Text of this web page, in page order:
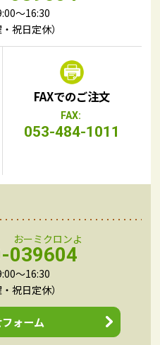
～16:30
祝日定休）
FAXでのご注文
FAX:
053-484-1011
039604
～16:30
祝日定休）
ォーム